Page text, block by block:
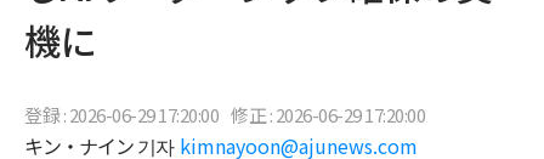
機に
登録 : 2026-06-29 17:20:00 修正 : 2026-06-29 17:20:00
キン・ナイン 기자 kimnayoon@ajunews.com